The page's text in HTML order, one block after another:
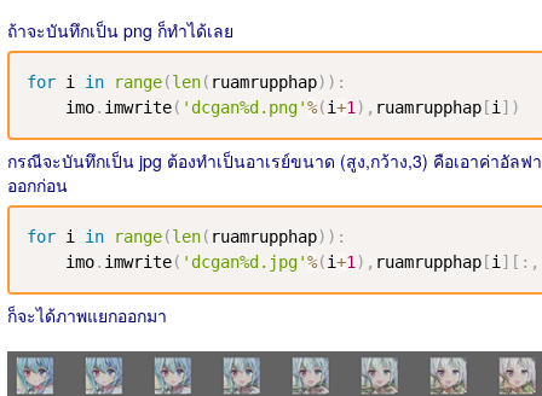
ถ้าจะบันทึกเป็น png ก็ทำได้เลย
for i in range(len( ruamrupphap) ) :
    imo
. imwrite( 'dcgan%d.png'%(i+1 ) , ruamrupphap [i ] )
กรณีจะบันทึกเป็น jpg ต้องทำเป็นอาเรย์ขนาด (สูง,กว้าง,3) คือเอาค่าอัลฟา
ออกก่อน
for i in range(len( ruamrupphap) ) :
    imo
. imwrite( 'dcgan%d.jpg'%(i+1 ) , ruamrupphap [i ] [ : ,
ก็จะได้ภาพแยกออกมา